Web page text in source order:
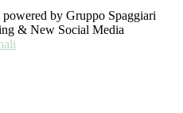
by Gruppo Spaggiari
& New Social Media